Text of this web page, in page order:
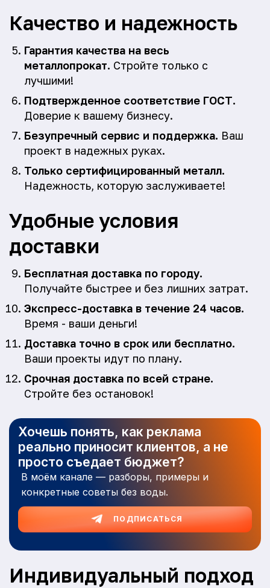
Качество и надежность
Гарантия качества на весь
металлопрокат. Стройте только с
лучшими!
Подтвержденное соответствие ГОСТ.
Доверие к вашему бизнесу.
Безупречный сервис и поддержка. Ваш
проект в надежных руках.
Только сертифицированный металл.
Надежность, которую заслуживаете!
Удобные условия
доставки
Бесплатная доставка по городу.
Получайте быстрее и без лишних затрат.
Экспресс-доставка в течение 24 часов.
Время - ваши деньги!
Доставка точно в срок или бесплатно.
Ваши проекты идут по плану.
Срочная доставка по всей стране.
Стройте без остановок!
Хочешь понять, как реклама
реально приносит клиентов, а не
просто съедает бюджет?
В моём канале — разборы, примеры и
конкретные советы без воды.
ПОДПИСАТЬСЯ
Индивидуальный подход